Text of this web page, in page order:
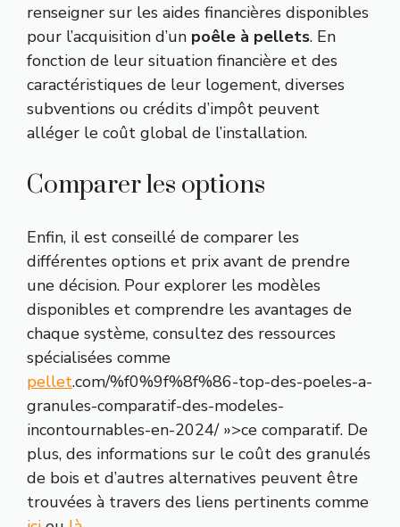
renseigner sur les aides financières disponibles
pour l’acquisition d’un poêle à pellets. En
fonction de leur situation financière et des
caractéristiques de leur logement, diverses
subventions ou crédits d’impôt peuvent
alléger le coût global de l’installation.
Comparer les options
Enfin, il est conseillé de comparer les
différentes options et prix avant de prendre
une décision. Pour explorer les modèles
disponibles et comprendre les avantages de
chaque système, consultez des ressources
spécialisées comme
pellet.com/%f0%9f%8f%86-top-des-poeles-a-
granules-comparatif-des-modeles-
incontournables-en-2024/ »>ce comparatif. De
plus, des informations sur le coût des granulés
de bois et d’autres alternatives peuvent être
trouvées à travers des liens pertinents comme